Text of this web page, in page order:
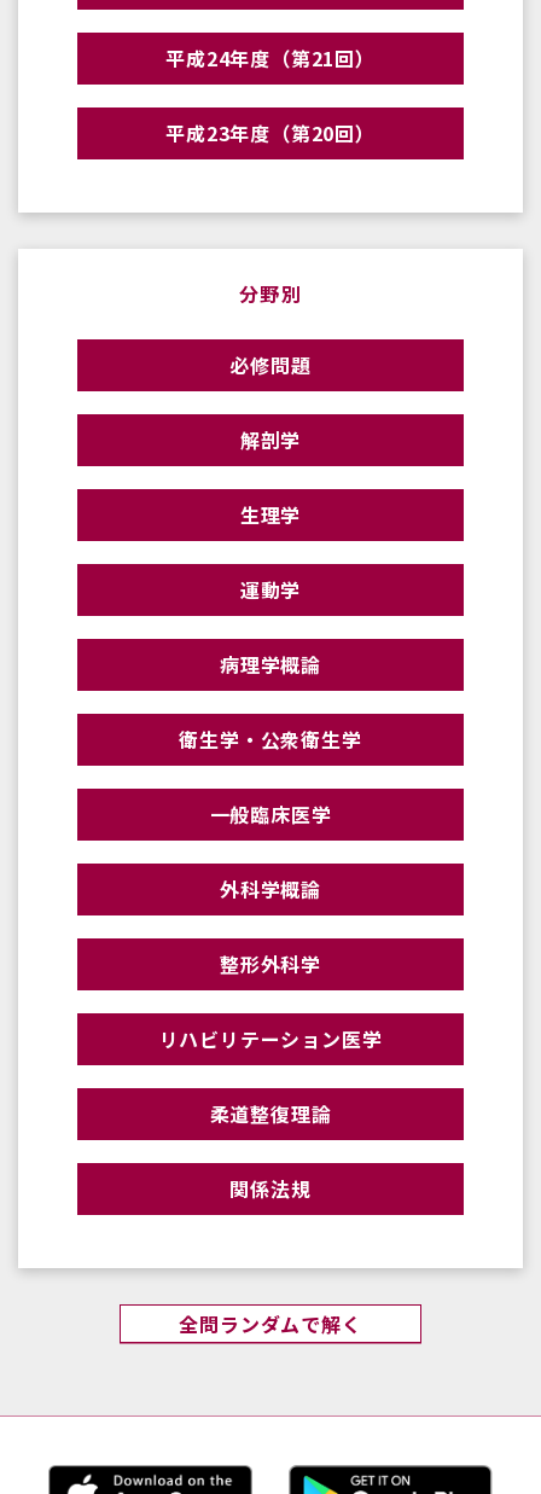
平成24年度（第21回）
平成23年度（第20回）
分野別
必修問題
解剖学
生理学
運動学
病理学概論
衛生学・公衆衛生学
一般臨床医学
外科学概論
整形外科学
リハビリテーション医学
柔道整復理論
関係法規
全問ランダムで解く